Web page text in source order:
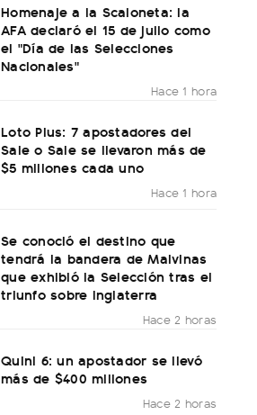
Homenaje a la Scaloneta: la
AFA declaró el 15 de julio como
el "Día de las Selecciones
Nacionales"
Hace 1 hora
Loto Plus: 7 apostadores del
Sale o Sale se llevaron más de
$5 millones cada uno
Hace 1 hora
Se conoció el destino que
tendrá la bandera de Malvinas
que exhibió la Selección tras el
triunfo sobre Inglaterra
Hace 2 horas
Quini 6: un apostador se llevó
más de $400 millones
Hace 2 horas